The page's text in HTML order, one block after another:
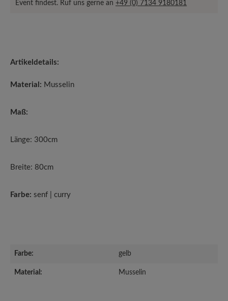
Event findest. Ruf uns gerne an +49 (0) 7134 9180181
Artikeldetails:
Material: Musselin
Maß:
Länge: 300cm
Breite: 80cm
Farbe: senf | curry
Farbe: gelb
Material: Musselin